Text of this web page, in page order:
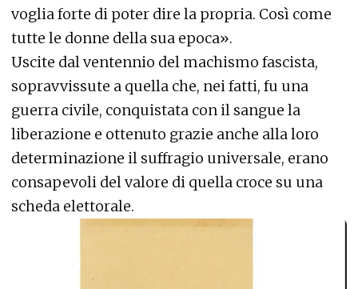
voglia forte di poter dire la propria. Così come
tutte le donne della sua epoca».
Uscite dal ventennio del machismo fascista,
sopravvissute a quella che, nei fatti, fu una
guerra civile, conquistata con il sangue la
liberazione e ottenuto grazie anche alla loro
determinazione il suffragio universale, erano
consapevoli del valore di quella croce su una
scheda elettorale.